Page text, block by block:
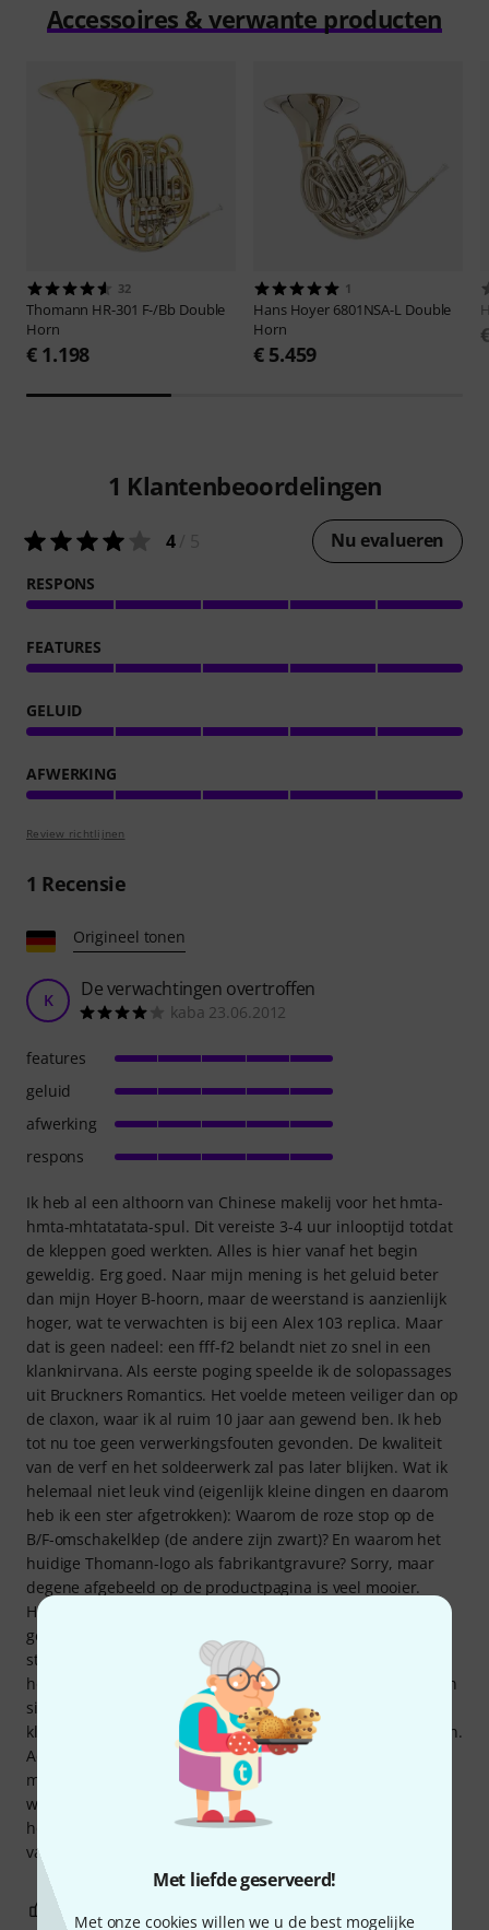
Met liefde geserveerd!
Met onze cookies willen we u de best mogelijke
Accessoires & verwante producten
32
Thomann HR-301 F-/Bb Double
Horn
€ 1.198
1
Hans Hoyer 6801NSA-L Double
Horn
€ 5.459
1 Klantenbeoordelingen
4/ 5 Nu evalueren
RESPONS
FEATURES
GELUID
AFWERKING
Review richtlijnen
1 Recensie
Origineel tonen
K De verwachtingen overtroffen
kaba 23.06.2012
Ik heb al een althoorn van Chinese makelij voor het hmta-
hmta-mhtatatata-spul. Dit vereiste 3-4 uur inlooptijd totdat
de kleppen goed werkten. Alles is hier vanaf het begin
geweldig. Erg goed. Naar mijn mening is het geluid beter
dan mijn Hoyer B-hoorn, maar de weerstand is aanzienlijk
hoger, wat te verwachten is bij een Alex 103 replica. Maar
dat is geen nadeel: een fff-f2 belandt niet zo snel in een
klanknirvana. Als eerste poging speelde ik de solopassages
uit Bruckners Romantics. Het voelde meteen veiliger dan op
de claxon, waar ik al ruim 10 jaar aan gewend ben. Ik heb
tot nu toe geen verwerkingsfouten gevonden. De kwaliteit
van de verf en het soldeerwerk zal pas later blijken. Wat ik
helemaal niet leuk vind (eigenlijk kleine dingen en daarom
heb ik een ster afgetrokken): Waarom de roze stop op de
B/F-omschakelklep (de andere zijn zwart)? En waarom het
huidige Thomann-logo als fabrikantgravure? Sorry, maar
degene afgebeeld op de productpagina is veel mooier.
Hoornaars zijn uiterst conservatief. Niet voor niets
gebruiken wij al 200 jaar links. Dit is een vreselijke
stijlbreuk, vooral als het gaat om het kopiëren van een
hoornpictogram. Over de koffer: Het zou ideaal zijn als mijn
simpele K&M muziekstandaard er ook in zou passen. Een
klein beetje meer stof aan de achterkant zou voldoende zijn.
Addendum: Met een beetje planning kan de
muziekstandaard worden geïnstalleerd. Dichtbij, maar het
werkt. Een Millenium GS-2005 E past ook als
hoornstandaard voor een 4-rings muziekmap met een rug
van 4 cm. Alles wat ik nodig heb.
features
geluid
afwerking
respons
16